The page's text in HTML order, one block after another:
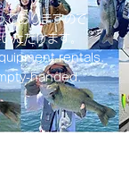
ておりますので
ただけます。
rentals.
handed.